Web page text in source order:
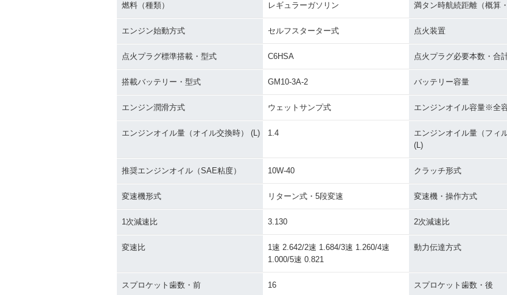
燃料（種類） レギュラーガソリン 満タン時航続距離（概算
エンジン始動方式 セルフスターター式 点火装置
点火プラグ標準搭載・型式 C6HSA 点火プラグ必要本数・合
搭載バッテリー・型式 GM10-3A-2 バッテリー容量
エンジン潤滑方式 ウェットサンプ式 エンジンオイル容量※全
エンジンオイル量（オイル交換時） (L) 1.4
エンジンオイル量（フィ
(L)
推奨エンジンオイル（SAE粘度） 10W-40 クラッチ形式
変速機形式 リターン式・5段変速 変速機・操作方式
1次減速比 3.130 2次減速比
変速比
1速 2.642/2速 1.684/3速 1.260/4速
1.000/5速 0.821
動力伝達方式
スプロケット歯数・前 16 スプロケット歯数・後